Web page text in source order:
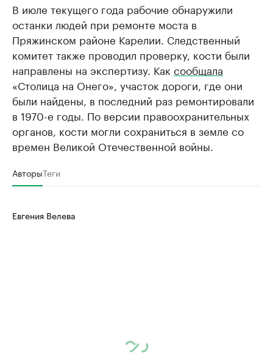
В июле текущего года рабочие обнаружили
останки людей при ремонте моста в
Пряжинском районе Карелии. Следственный
комитет также проводил проверку, кости были
направлены на экспертизу. Как сообщала
«Столица на Онего», участок дороги, где они
были найдены, в последний раз ремонтировали
в 1970-е годы. По версии правоохранительных
органов, кости могли сохраниться в земле со
времен Великой Отечественной войны.
АвторыТеги
Евгения Велева